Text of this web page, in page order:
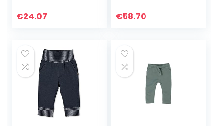
€24.07 €58.70